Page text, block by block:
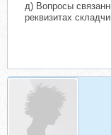
д) Вопросы
реквизитах